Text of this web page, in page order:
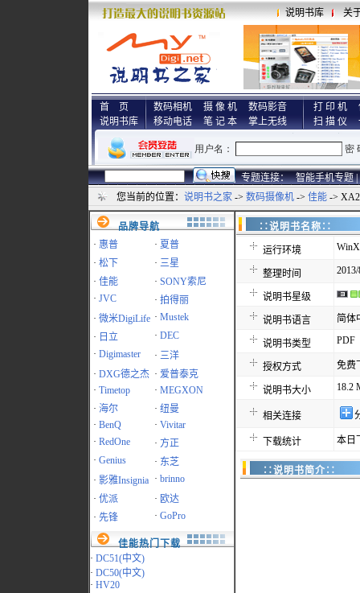
说明书库 关
首 页
说明书库
数码相机 摄 像 机
数码影音
移动电话
笔 记 本 掌上无线
打 印 机
扫 描 仪
专题连接： 智能手机专题 |
您当前的位置： 说明书之家 -> 数码摄像机 -> 佳能 ->
品牌导航
· 惠普 · 夏普
· 松下 · 三星
· 佳能 · SONY索尼
· JVC · 拍得丽
· 微米DigiLife · Mustek
· 日立 · DEC
· Digimaster · 三洋
· DXG德之杰 · 爱普泰克
· Timetop · MEGXON
· 海尔 · 纽曼
· BenQ · Vivitar
· RedOne · 方正
· Genius · 东芝
· 影雅Insignia · brinno
· 优派 · 欧达
· 先锋 · GoPro
佳能热门下载
· DC51(中文)
· DC50(中文)
· HV20
∷说明书名
运行环境
整理时间
说明书星级
说明书语言 简体
说明书类型 PDF
授权方式 免费
说明书大小 18.2
相关连接
下载统计 本日
∷说明书简介∷